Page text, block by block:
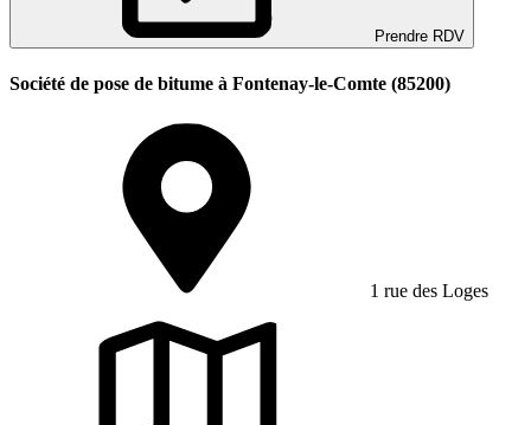
Prendre RDV
Société de pose de bitume à Fontenay-le-Comte (85200)
1 rue des Loges